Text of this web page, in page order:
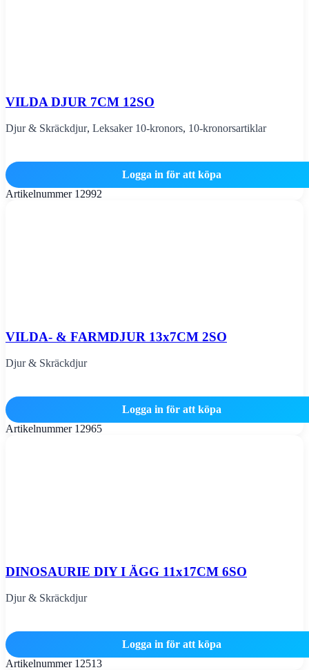
VILDA DJUR 7CM 12SO
Djur & Skräckdjur, Leksaker 10-kronors, 10-kronorsartiklar
Logga in för att köpa
Artikelnummer 12992
VILDA- & FARMDJUR 13x7CM 2SO
Djur & Skräckdjur
Logga in för att köpa
Artikelnummer 12965
DINOSAURIE DIY I ÄGG 11x17CM 6SO
Djur & Skräckdjur
Logga in för att köpa
Artikelnummer 12513